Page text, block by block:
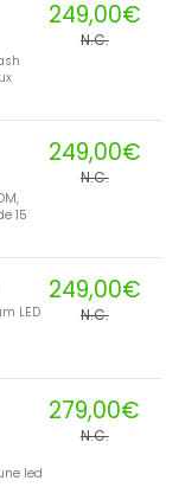
249,00€
N.C.
15
249,00€
N.C.
LED
249,00€
N.C.
led
279,00€
N.C.